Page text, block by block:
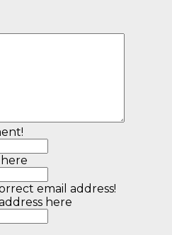
email address!
here